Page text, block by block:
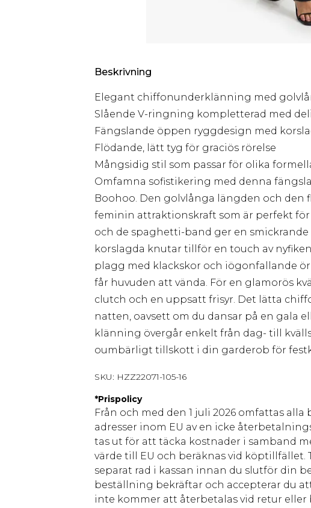
Beskrivning
Elegant chiffonunderklänning med
Slående V-ringning kompletterad med
Fängslande öppen ryggdesign med
Flödande, lätt tyg för graciös rörelse
Mångsidig stil som passar för olika
Omfamna sofistikering med denna
Boohoo. Den golvlånga längden och den
feminin attraktionskraft som är perfekt
och de spaghetti-band ger en
korslagda knutar tillför en touch av
plagg med klackskor och iögonfallande
får huvuden att vända. För en glamorös
clutch och en uppsatt frisyr. Det lätta
natten, oavsett om du dansar på en gala
klänning övergår enkelt från dag- till
oumbärligt tillskott i din garderob för
SKU: HZZ22071-105-16
*Prispolicy
Från och med den 1 juli 2026 omfattas alla
adresser inom EU av en icke
tas ut för att täcka kostnader i samband
värde till EU och beräknas vid
separat rad i kassan innan du slutför din
beställning bekräftar och accepterar du
inte kommer att återbetalas vid retur eller